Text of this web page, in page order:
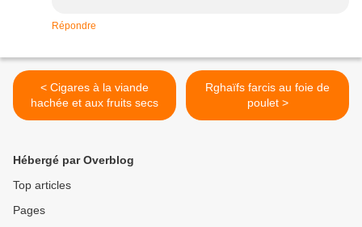
Répondre
< Cigares à la viande
hachée et aux fruits secs
Rghaïfs farcis au foie de
poulet >
Hébergé par Overblog
Top articles
Pages